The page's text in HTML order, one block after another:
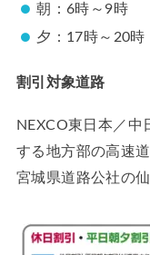
朝：6時～9時
夕：17時～20時
割引対象道路
NEXCO東日本／中
する地方部の高速
宮城県道路公社の